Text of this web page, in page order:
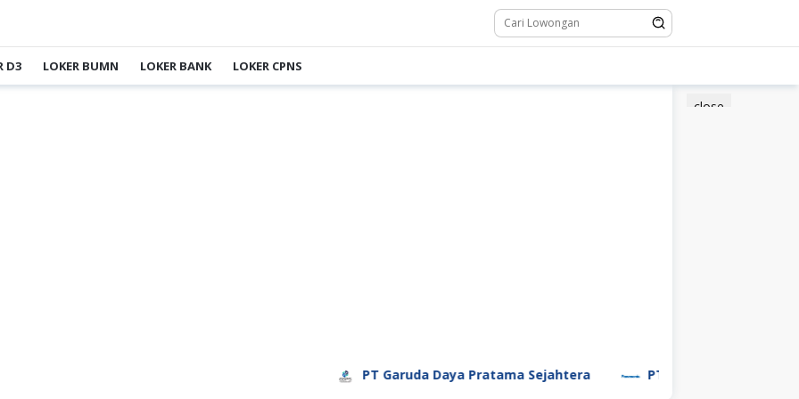
D3 LOKER BUMN LOKER BANK LOKER CPNS
close
PT Garuda Daya Pratama Sejahtera PT Panasonic